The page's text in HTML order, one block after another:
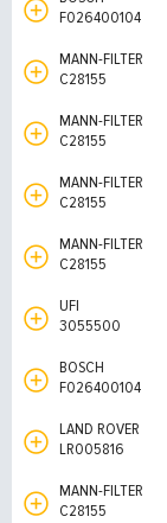
F026400104
MANN-FILTER
C28155
MANN-FILTER
C28155
MANN-FILTER
C28155
MANN-FILTER
C28155
UFI
3055500
BOSCH
F026400104
LAND ROVER
LR005816
MANN-FILTER
C28155